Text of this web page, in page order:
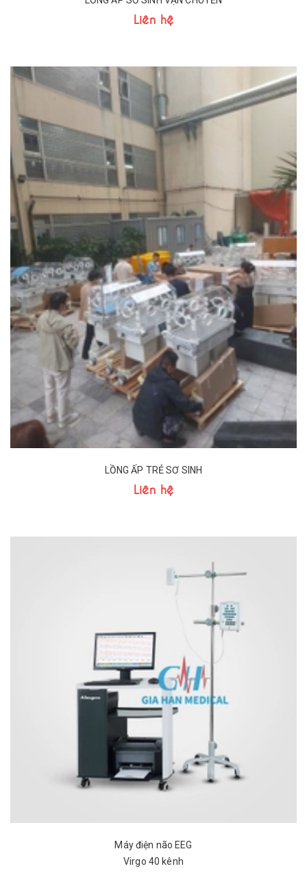
Liên hệ
LỒNG ẤP TRẺ SƠ SINH
Liên hệ
Máy điện não EEG
Virgo 40 kênh